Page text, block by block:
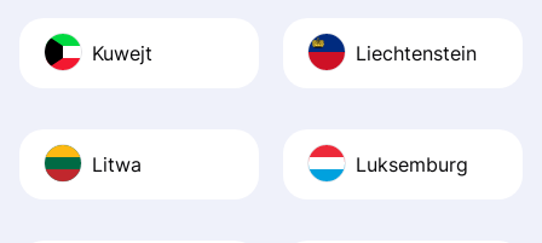
Kuwejt Liechtenstein
Litwa Luksemburg